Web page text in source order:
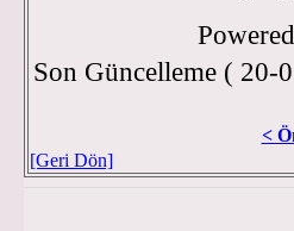
Son Güncelleme ( 20-
<
[Geri Dön]